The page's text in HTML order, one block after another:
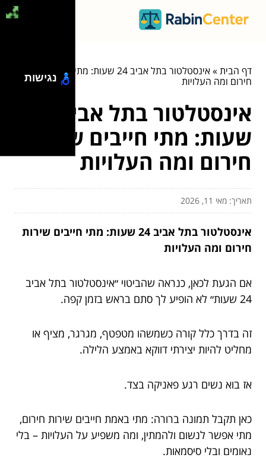
דף הבית»
אינסטלטור בתל אביב 24 שעות: מתי חייבים שירות
חירום ומה העלויות
שעות: מתי חייבים שירות
חירום ומה העלויות
תאריך: מאי 11, 2026
אינסטלטור בתל אביב 24 שעות: מתי חייבים שירות
חירום ומה העלויות
אם הגעת לכאן, כנראה שהביטוי ״אינסטלטור בתל אביב
24 שעות״ לא הופיע לך סתם בראש בזמן קפה.
זה בדרך כלל קורה כשמשהו מטפטף, מגרגר, מציף או
מחליט להיות יצירתי דווקא באמצע הלילה.
אז בוא נשים רגע פאניקה בצד.
כאן תקבל תמונה ברורה: מתי באמת חייבים שירות חירום,
מתי אפשר לנשום ולהמתין, ומה משפיע על העלויות – בלי
נאומים ובלי סיסמאות.
נגישות